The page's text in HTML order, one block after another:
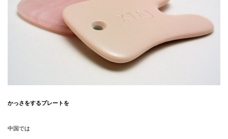
かっさをするプレートを
中国では